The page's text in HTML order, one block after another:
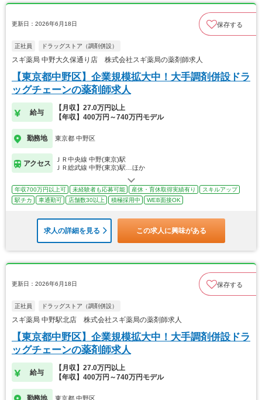
更新日：2026年6月18日 保存する
正社員 ドラッグストア（調剤併設）
スギ薬局 中野大久保通り店 株式会社スギ薬局の薬剤師求人
【東京都中野区】企業規模拡大中！大手調剤併設ドラ
ッグチェーンの薬剤師求人
給与
【月収】27.0万円以上
【年収】400万円～740万円モデル
勤務地 東京都 中野区
アクセス
ＪＲ中央線 中野(東京)駅
ＪＲ総武線 中野(東京)駅…ほか
年収700万円以上可 未経験者も応募可能 産休・育休取得実績有り
スキルアップ
駅チカ
車通勤可 店舗数30以上 積極採用中 WEB面接OK
求人の詳細を見る この求人に興味がある
更新日：2026年6月18日 保存する
正社員 ドラッグストア（調剤併設）
スギ薬局 中野駅北店 株式会社スギ薬局の薬剤師求人
【東京都中野区】企業規模拡大中！大手調剤併設ドラ
ッグチェーンの薬剤師求人
給与
【月収】27.0万円以上
【年収】400万円～740万円モデル
東京都 中野区